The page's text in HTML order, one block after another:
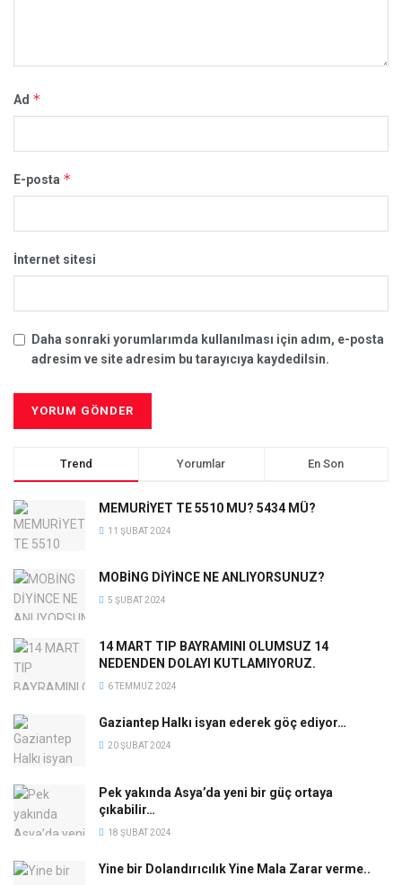
Ad *
E-posta *
İnternet sitesi
Daha sonraki yorumlarımda kullanılması için adım, e-posta
adresim ve site adresim bu tarayıcıya kaydedilsin.
Trend Yorumlar En Son
MEMURİYET TE 5510 MU? 5434 MÜ?
11 ŞUBAT 2024
MOBİNG DİYİNCE NE ANLIYORSUNUZ?
5 ŞUBAT 2024
14 MART TIP BAYRAMINI OLUMSUZ 14
NEDENDEN DOLAYI KUTLAMIYORUZ.
6 TEMMUZ 2024
Gaziantep Halkı isyan ederek göç ediyor…
20 ŞUBAT 2024
Pek yakında Asya’da yeni bir güç ortaya
çıkabilir…
18 ŞUBAT 2024
Yine bir Dolandırıcılık Yine Mala Zarar verme..